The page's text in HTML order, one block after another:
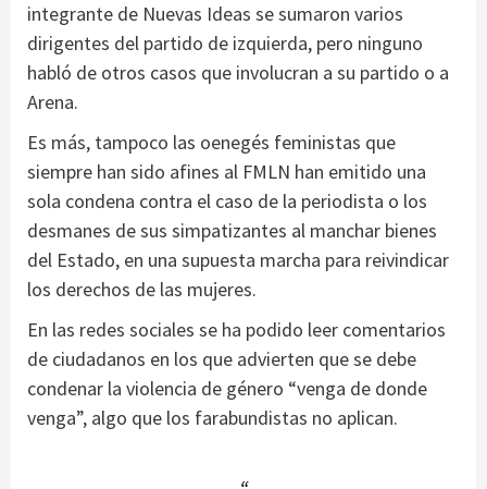
integrante de Nuevas Ideas se sumaron varios
dirigentes del partido de izquierda, pero ninguno
habló de otros casos que involucran a su partido o a
Arena.
Es más, tampoco las oenegés feministas que
siempre han sido afines al FMLN han emitido una
sola condena contra el caso de la periodista o los
desmanes de sus simpatizantes al manchar bienes
del Estado, en una supuesta marcha para reivindicar
los derechos de las mujeres.
En las redes sociales se ha podido leer comentarios
de ciudadanos en los que advierten que se debe
condenar la violencia de género “venga de donde
venga”, algo que los farabundistas no aplican.